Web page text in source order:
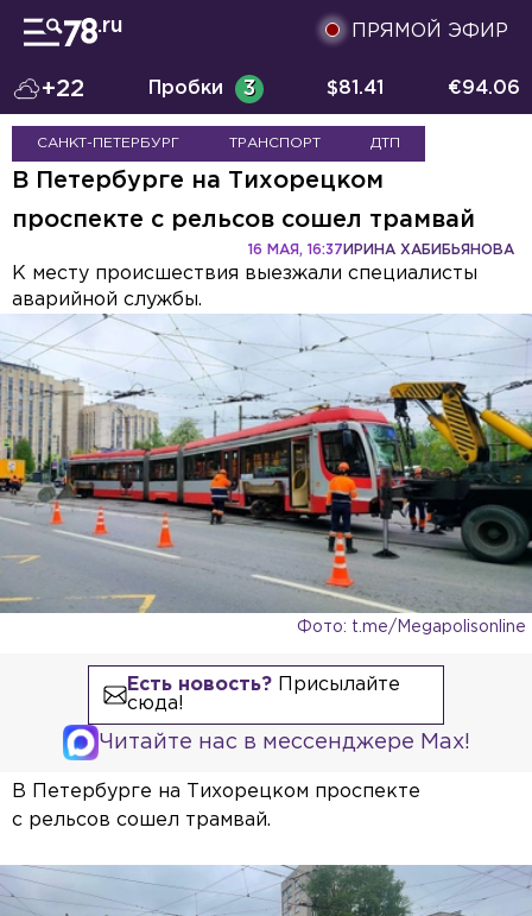
ПРЯМОЙ ЭФИР
+22 Пробки 3 $81.41 €94.06
САНКТ-ПЕТЕРБУРГ ТРАНСПОРТ ДТП
В Петербурге на Тихорецком
проспекте с рельсов сошел трамвай
ИРИНА ХАБИБЬЯНОВА
16 МАЯ, 16:37
К месту происшествия выезжали специалисты
аварийной службы.
Фото: t.me/Megapolisonline
Есть новость?Присылайте
сюда!
Читайте нас в мессенджере Max!
В Петербурге на Тихорецком проспекте
с рельсов сошел трамвай.